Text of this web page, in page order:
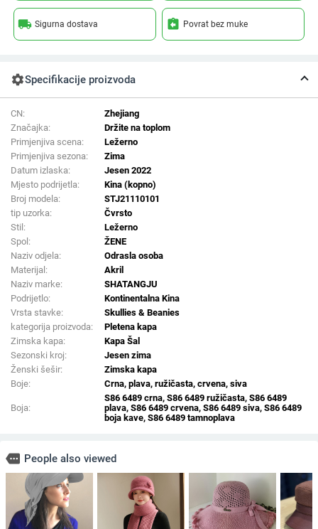
local_shipping Sigurna dostava assignment_return Povrat bez muke
settingsSpecifikacije proizvoda
CN:
Zhejiang
Značajka:
Držite na toplom
Primjenjiva scena:
Ležerno
Primjenjiva sezona:
Zima
Datum izlaska:
Jesen 2022
Mjesto podrijetla:
Kina (kopno)
Broj modela:
STJ21110101
tip uzorka:
Čvrsto
Stil:
Ležerno
Spol:
ŽENE
Naziv odjela:
Odrasla osoba
Materijal:
Akril
Naziv marke:
SHATANGJU
Podrijetlo:
Kontinentalna Kina
Vrsta stavke:
Skullies & Beanies
kategorija proizvoda:
Pletena kapa
Zimska kapa:
Kapa Šal
Sezonski kroj:
Jesen zima
Ženski šešir:
Zimska kapa
Boje:
Crna, plava, ružičasta, crvena, siva
Boja:
S86 6489 crna, S86 6489 ružičasta, S86 6489
plava, S86 6489 crvena, S86 6489 siva, S86 6489
boja kave, S86 6489 tamnoplava
more People also viewed